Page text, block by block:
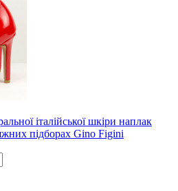
італійської шкіри наплак
підборах Gino Figini